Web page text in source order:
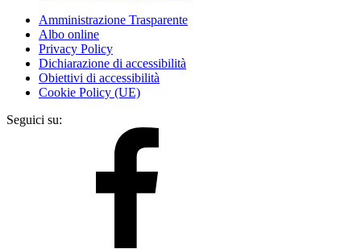
Amministrazione Trasparente
Albo online
Privacy Policy
Dichiarazione di accessibilità
Obiettivi di accessibilità
Cookie Policy (UE)
Seguici su: